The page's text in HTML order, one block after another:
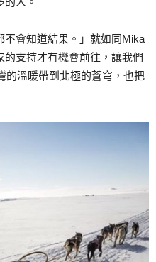
不會知道結果。」就如同Mika
的支持才有機會前往，讓我們
的溫暖帶到北極的蒼穹，也把